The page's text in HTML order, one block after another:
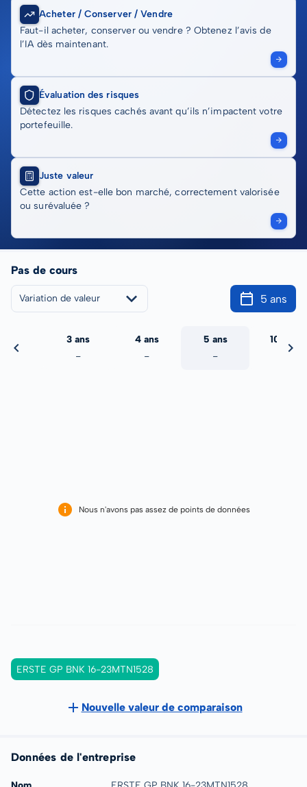
Acheter / Conserver / Vendre
Faut-il acheter, conserver ou vendre ? Obtenez l’avis de
l’IA dès maintenant.
Évaluation des risques
Détectez les risques cachés avant qu’ils n’impactent votre
portefeuille.
Juste valeur
Cette action est-elle bon marché, correctement valorisée
ou surévaluée ?
Pas de cours
Variation de valeur 5 ans
3 ans
-
4 ans
-
5 ans
-
10 ans
Nous n'avons pas assez de points de données
ERSTE GP BNK 16-23MTN1528
Nouvelle valeur de comparaison
Données de l'entreprise